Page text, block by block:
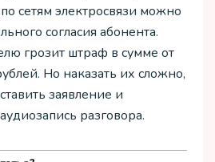
сетям электросвязи можно
согласия абонента.
грозит штраф в сумме от
Но наказать их сложно,
заявление и
разговора.